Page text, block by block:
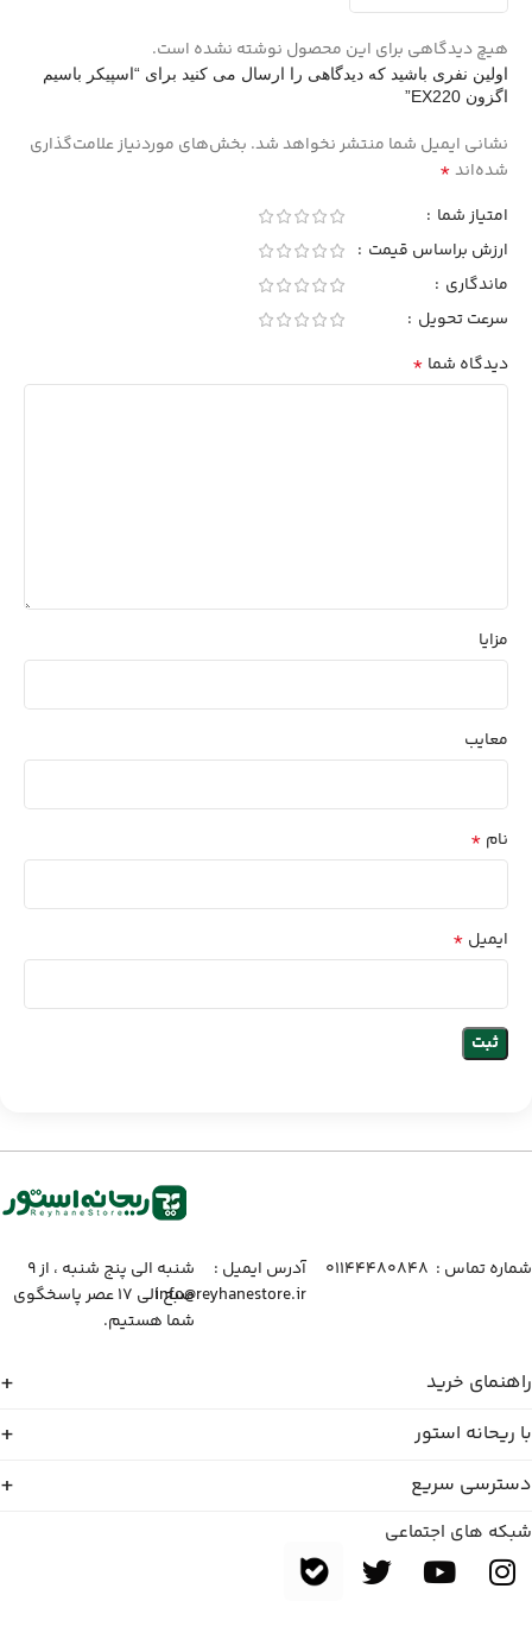
هیچ دیدگاهی برای این محصول نوشته نشده است.
اولین نفری باشید که دیدگاهی را ارسال می کنید برای “اسپیکر باسیم
اگزون EX220”
نشانی ایمیل شما منتشر نخواهد شد. بخش‌های موردنیاز علامت‌گذاری
شده‌اند*
امتیاز شما
ارزش براساس قیمت
ماندگاری
سرعت تحویل
دیدگاه شما *
مزایا
معایب
نام *
ایمیل *
شماره تماس :‌ ۰۱۱۴۴۴۸۰۸۴۸
آدرس ایمیل :‌
info@reyhanestore.ir
شنبه الی پنج شنبه ، از ۹
صبح الی ۱۷ عصر پاسخگوی
شما هستیم.
راهنمای خرید
با ریحانه استور
دسترسی سریع
شبکه های اجتماعی